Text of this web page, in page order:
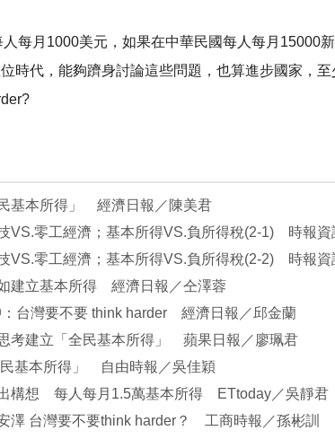
每月1000美元，如果在中華民國每人每月15000
時代，能夠躋身討論這些問題，也算進步國家，
基本所得」 經濟日報／陳美君
VS.零工經濟；基本所得VS.負所得稅(2-1) 時報資
VS.零工經濟；基本所得VS.負所得稅(2-2) 時報資
建立基本所得 經濟日報／仝澤蓉
台灣要不要 think harder 經濟日報／邱金蘭
考建立「全民基本所得」 蘋果日報／廖珮君
基本所得」 自由時報／吳佳穎
構想 每人每月1.5萬基本所得 ETtoday／吳靜君
澤 台灣要不要think harder？ 工商時報／孫彬訓